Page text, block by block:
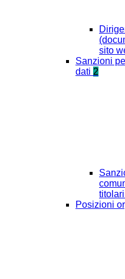
sito
Sanzioni
dati 2
Posizioni